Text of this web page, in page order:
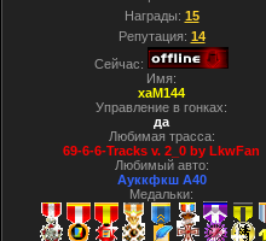
Награды: 15
Репутация: 14
Сейчас:
Имя:
xaM144
Управление в гонках:
да
Любимая трасса:
69-6-6-Tracks v. 2_0 by LkwFan
Любимый авто:
Ауккфкш А40
Медальки: